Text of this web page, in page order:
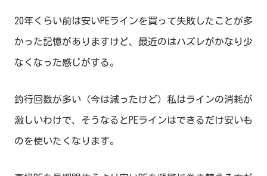
20年くらい前は安いPEラインを買って失敗したことが多
かった記憶がありますけど、最近のはハズレがかなり少
なくなった感じがする。
釣行回数が多い（今は減ったけど）私はラインの消耗が
激しいわけで、そうなるとPEラインはできるだけ安いも
のを使いたくなります。